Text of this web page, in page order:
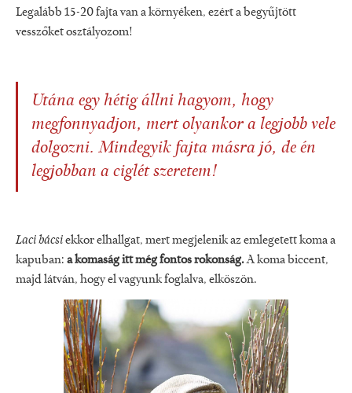
Legalább 15-20 fajta van a környéken, ezért a begyűjtött
vesszőket osztályozom!
Utána egy hétig állni hagyom, hogy
megfonnyadjon, mert olyankor a legjobb vele
dolgozni. Mindegyik fajta másra jó, de én
legjobban a ciglét szeretem!
Laci bácsiekkor elhallgat, mert megjelenik az emlegetett koma a
kapuban: a komaság itt még fontos rokonság.A koma biccent,
majd látván, hogy el vagyunk foglalva, elköszön.